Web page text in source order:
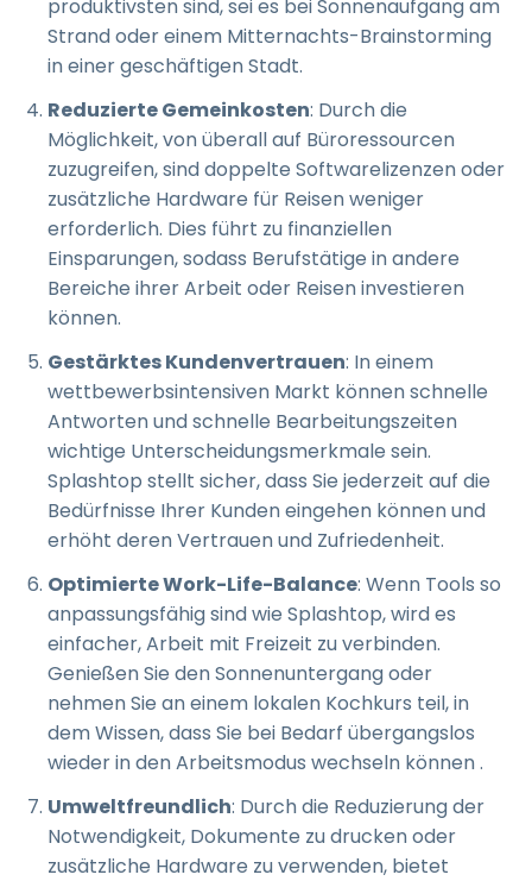
produktivsten sind, sei es bei Sonnenaufgang am
Strand oder einem Mitternachts-Brainstorming
in einer geschäftigen Stadt.
Reduzierte Gemeinkosten: Durch die
Möglichkeit, von überall auf Büroressourcen
zuzugreifen, sind doppelte Softwarelizenzen oder
zusätzliche Hardware für Reisen weniger
erforderlich. Dies führt zu finanziellen
Einsparungen, sodass Berufstätige in andere
Bereiche ihrer Arbeit oder Reisen investieren
können.
Gestärktes Kundenvertrauen: In einem
wettbewerbsintensiven Markt können schnelle
Antworten und schnelle Bearbeitungszeiten
wichtige Unterscheidungsmerkmale sein.
Splashtop stellt sicher, dass Sie jederzeit auf die
Bedürfnisse Ihrer Kunden eingehen können und
erhöht deren Vertrauen und Zufriedenheit.
Optimierte Work-Life-Balance: Wenn Tools so
anpassungsfähig sind wie Splashtop, wird es
einfacher, Arbeit mit Freizeit zu verbinden.
Genießen Sie den Sonnenuntergang oder
nehmen Sie an einem lokalen Kochkurs teil, in
dem Wissen, dass Sie bei Bedarf übergangslos
wieder in den Arbeitsmodus wechseln können .
Umweltfreundlich: Durch die Reduzierung der
Notwendigkeit, Dokumente zu drucken oder
zusätzliche Hardware zu verwenden, bietet